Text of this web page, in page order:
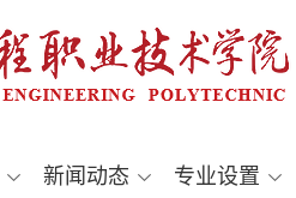
新闻动态 专业设置